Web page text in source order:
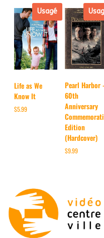
Usagé
Life as We
Know It
$5.99
Pearl Harbor
60th
Anniversary
Edition
(Hardcover)
$9.99